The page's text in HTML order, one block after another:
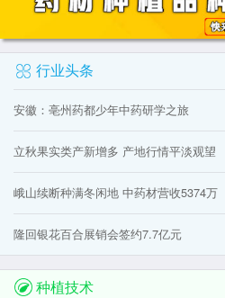
行业头条
安徽：亳州药都少年中药研学之旅
立秋果实类产新增多 产地行情平淡观望
峨山续断种满冬闲地 中药材营收5374万
隆回银花百合展销会签约7.7亿元
种植技术